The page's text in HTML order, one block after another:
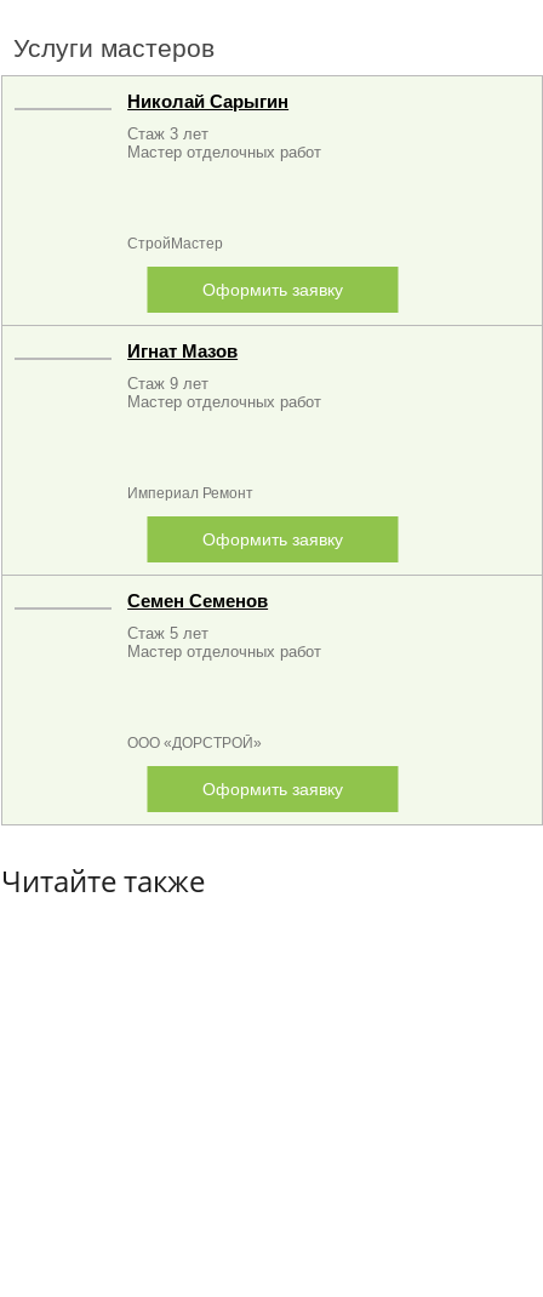
Услуги мастеров
Николай Сарыгин
Стаж 3 лет
Мастер отделочных работ
СтройМастер
Оформить заявку
Игнат Мазов
Стаж 9 лет
Мастер отделочных работ
Империал Ремонт
Оформить заявку
Семен Семенов
Стаж 5 лет
Мастер отделочных работ
ООО «ДОРСТРОЙ»
Оформить заявку
Читайте также